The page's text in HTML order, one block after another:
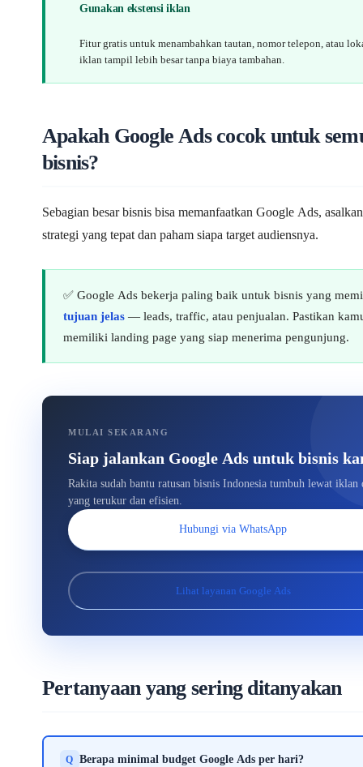
Gunakan ekstensi iklan
Fitur gratis untuk menambahkan tautan, nomor telepon, atau
iklan tampil lebih besar tanpa biaya tambahan.
Apakah Google Ads cocok untuk
bisnis?
Sebagian besar bisnis bisa memanfaatkan Google Ads,
strategi yang tepat dan paham siapa target audiensnya.
✅ Google Ads bekerja paling baik untuk bisnis yang
tujuan jelas — leads, traffic, atau penjualan. Pastikan
memiliki landing page yang siap menerima pengunjung.
MULAI SEKARANG
Siap jalankan Google Ads untuk bisnis
Rakita sudah bantu ratusan bisnis Indonesia tumbuh lewat iklan
yang terukur dan efisien.
Hubungi via WhatsApp
Lihat layanan Google Ads
Pertanyaan yang sering ditanyakan
Q Berapa minimal budget Google Ads per hari?